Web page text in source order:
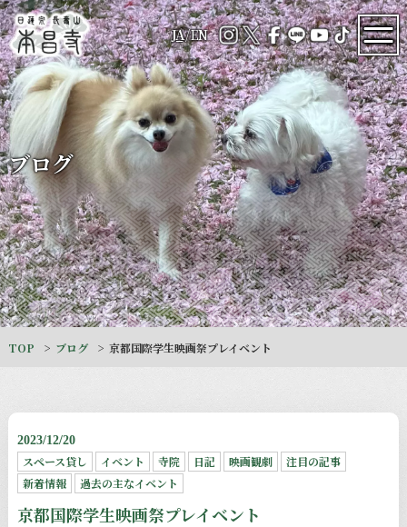
JA/EN
ブログ
TOP ブログ 京都国際学生映画祭プレイベント
2023/12/20
スペース貸し イベント 寺院 日記 映画観劇
注目の記事
新着情報
過去の主なイベント
京都国際学生映画祭プレイベント